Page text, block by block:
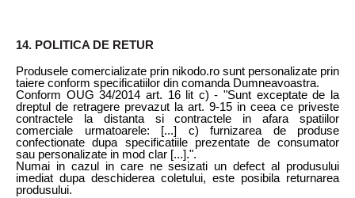
14. POLITICA DE RETUR
Produsele comercializate prin nikodo.ro sunt personalizate prin
taiere conform specificatiilor din comanda Dumneavoastra.
Conform OUG 34/2014 art. 16 lit c) - "Sunt exceptate de la
dreptul de retragere prevazut la art. 9-15 in ceea ce priveste
contractele la distanta si contractele in afara spatiilor
comerciale urmatoarele: [...] c) furnizarea de produse
confectionate dupa specificatiile prezentate de consumator
sau personalizate in mod clar [...].".
Numai in cazul in care ne sesizati un defect al produsului
imediat dupa deschiderea coletului, este posibila returnarea
produsului.